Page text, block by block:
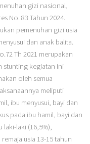
gizi nasional,
No. 83 Tahun 2024.
pemenuhan gizi usia
dan anak balita.
Th 2021 merupakan
stunting kegiatan ini
oleh semua
meliputi
ibu menyusui, bayi dan
pada ibu hamil, bayi dan
laki-laki (16,5%),
usia 13-15 tahun